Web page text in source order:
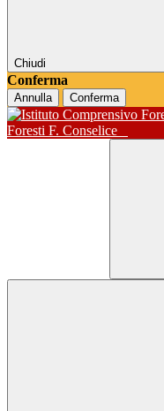
Chiudi
Conferma
Annulla Conferma
Foresti F. Conselice